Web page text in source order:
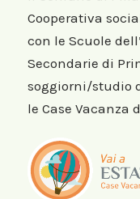
Cooperativa
con le Scuole
Secondarie di
soggiorni/studio
le Case Vacanza